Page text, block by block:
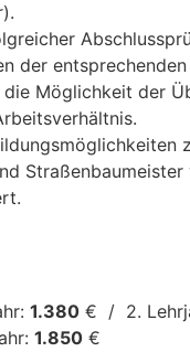
der
Möglichkeit der
1.380 € / 2.
1.850 €